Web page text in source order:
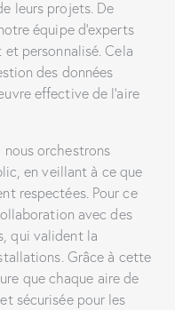
leurs projets. De
équipe d’experts
personnalisé. Cela
des données
effective de l’aire
orchestrons
en veillant à ce que
respectées. Pour ce
avec des
qui valident la
Grâce à cette
que chaque aire de
sécurisée pour les